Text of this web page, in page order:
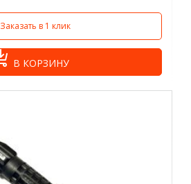
Заказать в 1 клик
В КОРЗИНУ